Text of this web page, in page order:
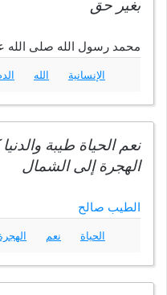
بغير حق
محمد رسول الله صلى الله
الإنسانية الله
نعم الحياة طيبة
الهجرة إلى الشمال
الطيب صالح
الحياة نعم